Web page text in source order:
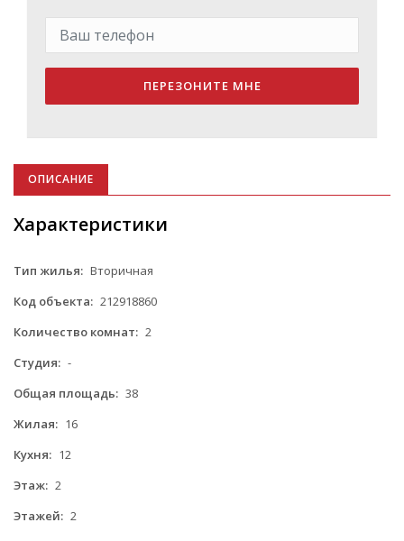
ПЕРЕЗОНИТЕ МНЕ
ОПИСАНИЕ
Характеристики
Тип жилья: Вторичная
Код объекта: 212918860
Количество комнат: 2
Студия: -
Общая площадь: 38
Жилая: 16
Кухня: 12
Этаж: 2
Этажей: 2